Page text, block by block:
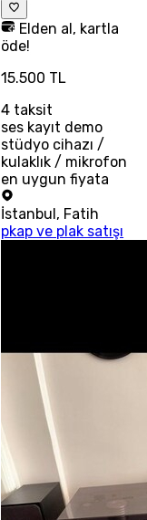
Elden al, kartla
öde!
15.500 TL
4 taksit
ses kayıt demo
stüdyo cihazı /
kulaklık / mikrofon
en uygun fiyata
İstanbul, Fatih
pkap ve plak satışı